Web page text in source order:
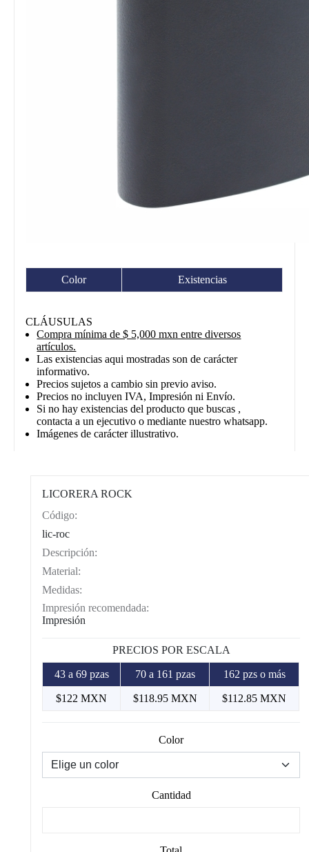
Color Existencias
CLÁUSULAS
Compra mínima de $ 5,000 mxn entre diversos
artículos.
Las existencias aqui mostradas son de carácter
informativo.
Precios sujetos a cambio sin previo aviso.
Precios no incluyen IVA, Impresión ni Envío.
Si no hay existencias del producto que buscas ,
contacta a un ejecutivo o mediante nuestro whatsapp.
Imágenes de carácter illustrativo.
LICORERA ROCK
Código:
lic-roc
Descripción:
Material:
Medidas:
Impresión recomendada:
Impresión
PRECIOS POR ESCALA
43 a 69 pzas 70 a 161 pzas 162 pzs o más
$122 MXN $118.95 MXN $112.85 MXN
Color
Cantidad